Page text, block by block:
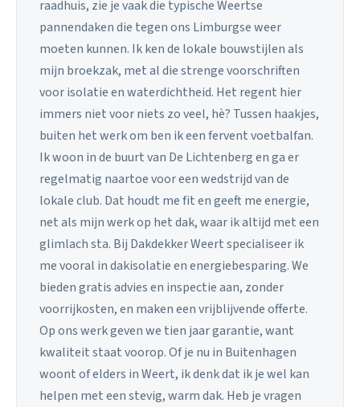
raadhuis, zie je vaak die typische Weertse
pannendaken die tegen ons Limburgse weer
moeten kunnen. Ik ken de lokale bouwstijlen als
mijn broekzak, met al die strenge voorschriften
voor isolatie en waterdichtheid. Het regent hier
immers niet voor niets zo veel, hè? Tussen haakjes,
buiten het werk om ben ik een fervent voetbalfan.
Ik woon in de buurt van De Lichtenberg en ga er
regelmatig naartoe voor een wedstrijd van de
lokale club. Dat houdt me fit en geeft me energie,
net als mijn werk op het dak, waar ik altijd met een
glimlach sta. Bij Dakdekker Weert specialiseer ik
me vooral in dakisolatie en energiebesparing. We
bieden gratis advies en inspectie aan, zonder
voorrijkosten, en maken een vrijblijvende offerte.
Op ons werk geven we tien jaar garantie, want
kwaliteit staat voorop. Of je nu in Buitenhagen
woont of elders in Weert, ik denk dat ik je wel kan
helpen met een stevig, warm dak. Heb je vragen